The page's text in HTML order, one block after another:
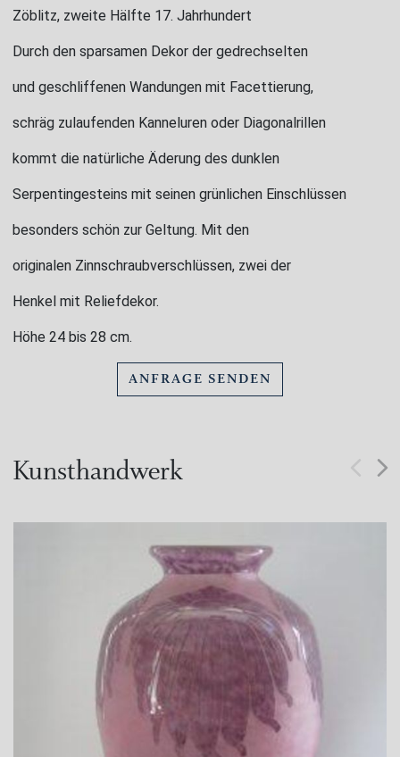
Zöblitz, zweite Hälfte 17. Jahrhundert
Durch den sparsamen Dekor der gedrechselten
und geschliffenen Wandungen mit Facettierung,
schräg zulaufenden Kanneluren oder Diagonalrillen
kommt die natürliche Äderung des dunklen
Serpentingesteins mit seinen grünlichen Einschlüssen
besonders schön zur Geltung. Mit den
originalen Zinnschraubverschlüssen, zwei der
Henkel mit Reliefdekor.
Höhe 24 bis 28 cm.
ANFRAGE SENDEN
Kunsthandwerk